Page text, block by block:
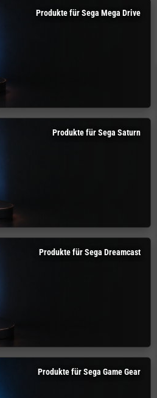
Produkte für Sega Mega Drive
Produkte für Sega Saturn
Produkte für Sega Dreamcast
Produkte für Sega Game Gear